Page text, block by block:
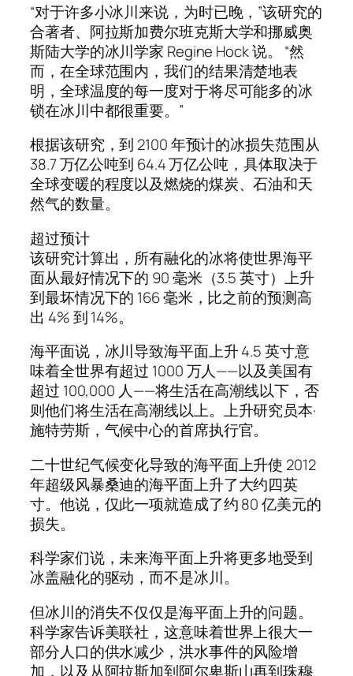
“对于许多小冰川来说，为时已晚，”该研究的
合著者、阿拉斯加费尔班克斯大学和挪威奥
斯陆大学的冰川学家 Regine Hock 说。 “然
而，在全球范围内，我们的结果清楚地表
明，全球温度的每一度对于将尽可能多的冰
锁在冰川中都很重要。”
根据该研究，到 2100 年预计的冰损失范围从
38.7 万亿公吨到 64.4 万亿公吨，具体取决于
全球变暖的程度以及燃烧的煤炭、石油和天
然气的数量。
超过预计
该研究计算出，所有融化的冰将使世界海平
面从最好情况下的 90 毫米（3.5 英寸）上升
到最坏情况下的 166 毫米，比之前的预测高
出 4% 到 14%。
海平面说，冰川导致海平面上升 4.5 英寸意
味着全世界有超过 1000 万人——以及美国有
超过 100,000 人——将生活在高潮线以下，否
则他们将生活在高潮线以上。上升研究员本·
施特劳斯，气候中心的首席执行官。
二十世纪气候变化导致的海平面上升使 2012
年超级风暴桑迪的海平面上升了大约四英
寸。他说，仅此一项就造成了约 80 亿美元的
损失。
科学家们说，未来海平面上升将更多地受到
冰盖融化的驱动，而不是冰川。
但冰川的消失不仅仅是海平面上升的问题。
科学家告诉美联社，这意味着世界上很大一
部分人口的供水减少，洪水事件的风险增
加，以及从阿拉斯加到阿尔卑斯山再到珠穆